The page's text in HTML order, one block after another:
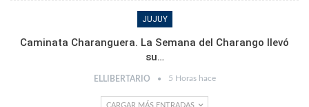
JUJUY
Caminata Charanguera. La Semana del Charango llevó
su…
ELLIBERTARIO 5 Horas hace
CARGAR MÁS ENTRADAS